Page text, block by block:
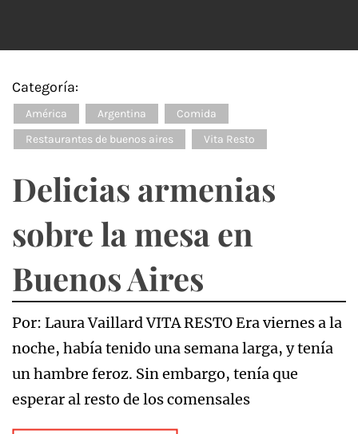
Categoría:
América Argentina
Comida
Restaurantes de buenos aires
Vita Resto
Delicias armenias
sobre la mesa en
Buenos Aires
Por: Laura Vaillard VITA RESTO Era viernes a la
noche, había tenido una semana larga, y tenía
un hambre feroz. Sin embargo, tenía que
esperar al resto de los comensales